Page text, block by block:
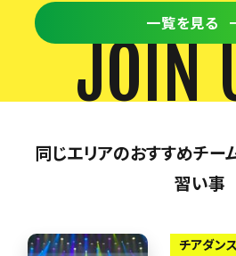
一覧を見る
JOIN
同じエリアのおすすめチー
習い事
チアダンス